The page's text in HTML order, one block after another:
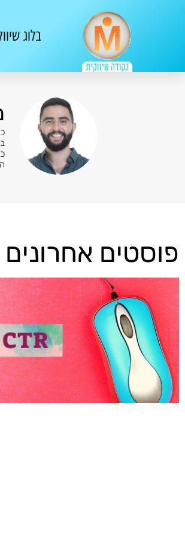
בלוג
פוסטים אחרונים